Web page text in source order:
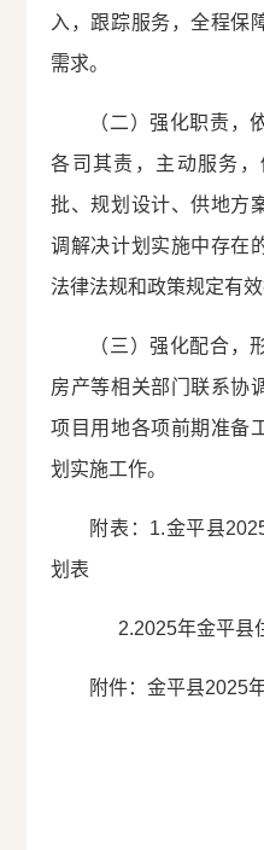
入，跟踪服务，全程保
需求。
（二）强化职责，
各司其责，主动服务
批、规划设计、供地方
调解决计划实施中存在
法律法规和政策规定有效
（三）强化配合，
房产等相关部门联系协
项目用地各项前期准备
划实施工作。
附表：1.金平县
划表
2.2025年金平县
附件：金平县2025